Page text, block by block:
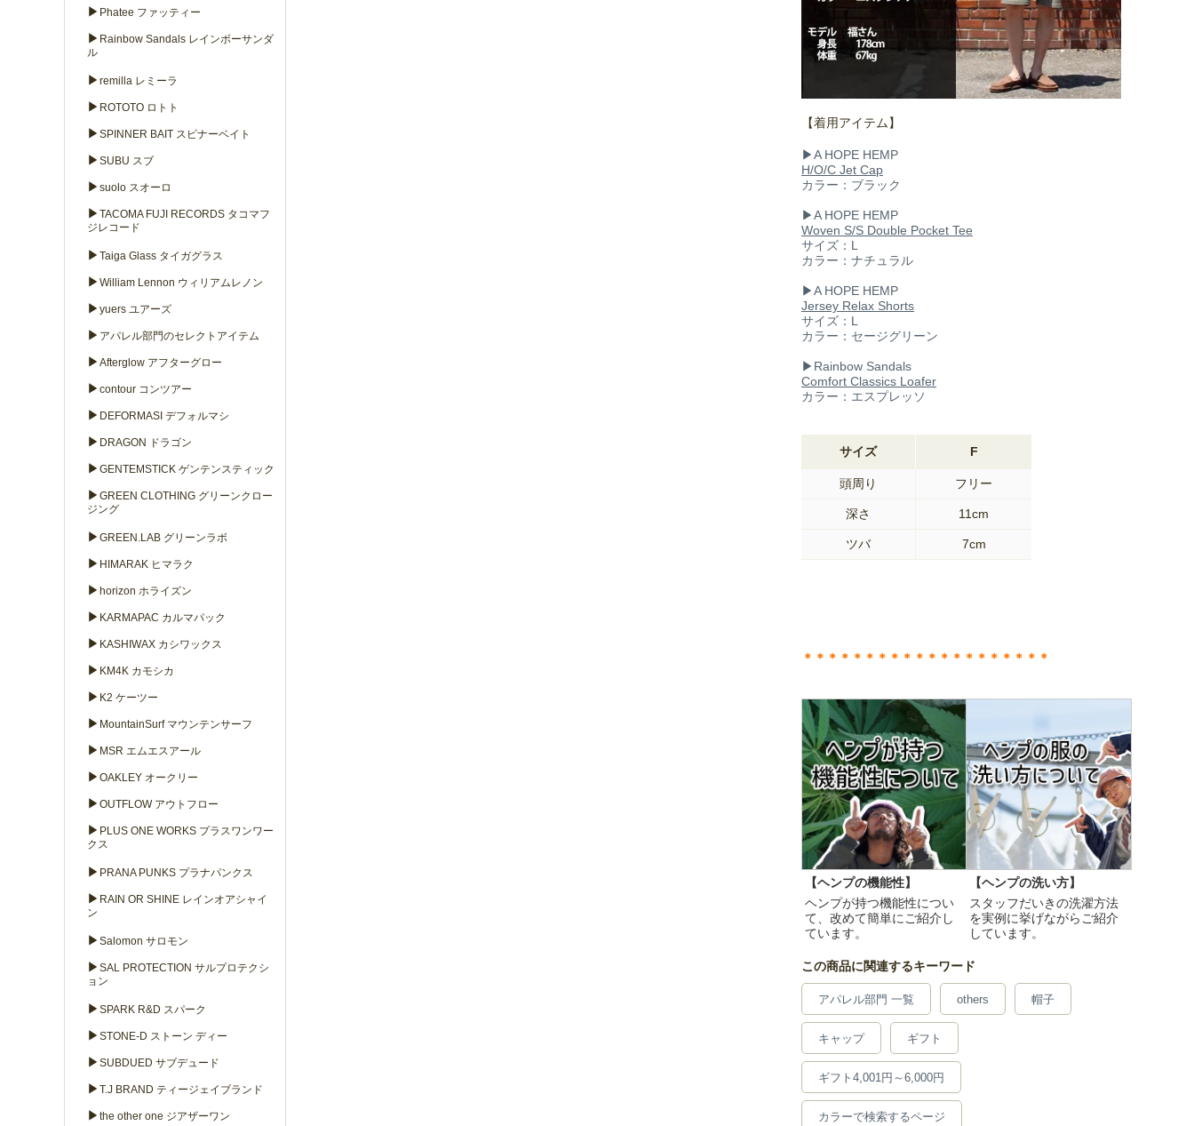
【着用アイテム】
▶︎A HOPE HEMP
H/O/C Jet Cap
カラー：ブラック
▶︎A HOPE HEMP
Woven S/S Double Pocket Tee
サイズ：L
カラー：ナチュラル
▶︎A HOPE HEMP
Jersey Relax Shorts
サイズ：L
カラー：セージグリーン
▶︎Rainbow Sandals
Comfort Classics Loafer
カラー：エスプレッソ
サイズ F
頭周り フリー
深さ 11cm
ツバ 7cm
＊＊＊＊＊＊＊＊＊＊＊＊＊＊＊＊＊＊＊＊
【ヘンプの機能性】
ヘンプが持つ機能性につい
て、改めて簡単にご紹介し
ています。
【ヘンプの洗い方】
スタッフだいきの洗濯方法
を実例に挙げながらご紹介
しています。
この商品に関連するキーワード
アパレル部門 一覧 others 帽子
キャップ ギフト
ギフト4,001円～6,000円
カラーで検索するページ
▶ Phatee ファッティー
▶ Rainbow Sandals レインボーサンダ
ル
▶ remilla レミーラ
▶ ROTOTO ロトト
▶ SPINNER BAIT スピナーベイト
▶ SUBU スブ
▶ suolo スオーロ
▶ TACOMA FUJI RECORDS タコマフ
ジレコード
▶ Taiga Glass タイガグラス
▶ William Lennon ウィリアムレノン
▶ yuers ユアーズ
▶ アパレル部門のセレクトアイテム
▶ Afterglow アフターグロー
▶ contour コンツアー
▶ DEFORMASI デフォルマシ
▶ DRAGON ドラゴン
▶ GENTEMSTICK ゲンテンスティック
▶ GREEN CLOTHING グリーンクロー
ジング
▶ GREEN.LAB グリーンラボ
▶ HIMARAK ヒマラク
▶ horizon ホライズン
▶ KARMAPAC カルマパック
▶ KASHIWAX カシワックス
▶ KM4K カモシカ
▶ K2 ケーツー
▶ MountainSurf マウンテンサーフ
▶ MSR エムエスアール
▶ OAKLEY オークリー
▶ OUTFLOW アウトフロー
▶ PLUS ONE WORKS プラスワンワー
クス
▶ PRANA PUNKS プラナパンクス
▶ RAIN OR SHINE レインオアシャイ
ン
▶ Salomon サロモン
▶ SAL PROTECTION サルプロテクシ
ョン
▶ SPARK R&D スパーク
▶ STONE-D ストーン ディー
▶ SUBDUED サブデュード
▶ T.J BRAND ティージェイブランド
▶ the other one ジアザーワン